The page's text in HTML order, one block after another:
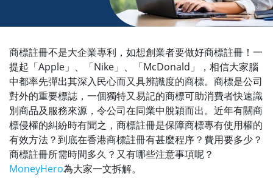
商標註冊不是大企業專利，如想創業者要做好商標註冊！一
提起「Apple」、「Nike」、「McDonald」，相信大家腦
中都率先彈出其深入民心而又具辨識度的商標。商標是公司
對外的重要標誌，一個獨特又易記的商標可助消費者快速識
別商品及服務來源，令公司在同業中脫穎而出。近年有關商
標侵權的糾紛時有聞之，商標註冊是保障商標專有使用權的
有效方法？到底在香港商標註冊有甚麼程序？費用要多少？
商標註冊所需時間多久？又有哪些注意事項呢？
MoneyHero為大家一文拆解。